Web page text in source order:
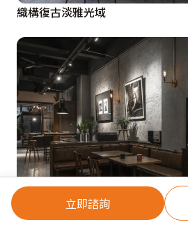
立即諮詢
織構復古淡雅光域